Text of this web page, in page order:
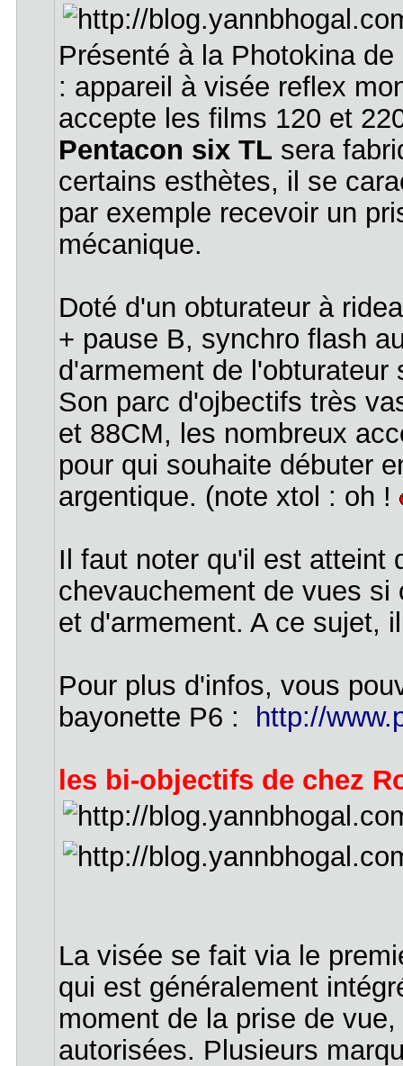
Présenté à la Photokina
: appareil à visée reflex
accepte les films 120 et
Pentacon six TL sera
certains esthètes, il se
par exemple recevoir un
mécanique.
Doté d'un obturateur à
+ pause B, synchro flash
d'armement de
Son parc d'ojbectifs très
et 88CM, les nombreux
pour qui souhaite débuter
argentique. (note xtol : oh !
Il faut noter qu'il est atteint
chevauchement de vues
et d'armement. A ce sujet,
Pour plus d'infos, vous
bayonette P6 :
http://
les bi-objectifs de chez
La visée se fait via le
qui est généralement
moment de la prise de
autorisées. Plusieurs